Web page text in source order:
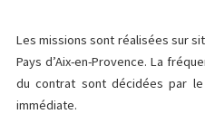
Les missions sont réalisées sur
Pays d’Aix-en-Provence. La
du contrat sont décidées par
immédiate.